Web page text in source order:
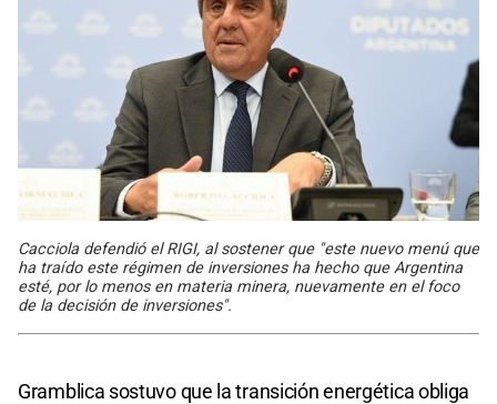
Cacciola defendió el RIGI, al sostener que "este nuevo menú que
ha traído este régimen de inversiones ha hecho que Argentina
esté, por lo menos en materia minera, nuevamente en el foco
de la decisión de inversiones".
Gramblica sostuvo que la transición energética obliga